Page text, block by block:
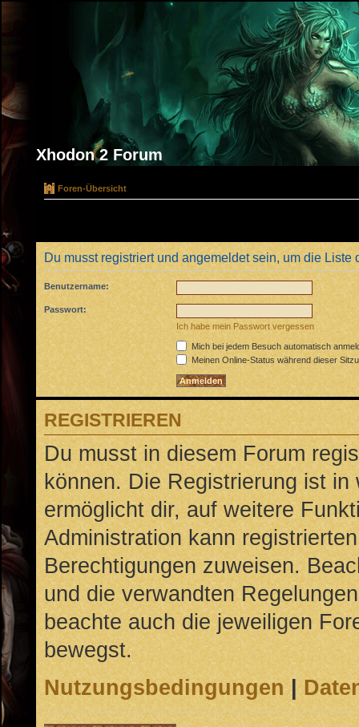
Xhodon 2 Forum
Foren-Übersicht
Du musst registriert und angemeldet sein, um die Liste
Benutzername:
Passwort:
Ich habe mein Passwort vergessen
Mich bei jedem Besuch automatisch
Meinen Online-Status während dieser
REGISTRIEREN
Du musst in diesem Forum
können. Die Registrierung ist
ermöglicht dir, auf weitere
Administration kann
Berechtigungen zuweisen.
und die verwandten
beachte auch die jeweiligen
bewegst.
Nutzungsbedingungen|